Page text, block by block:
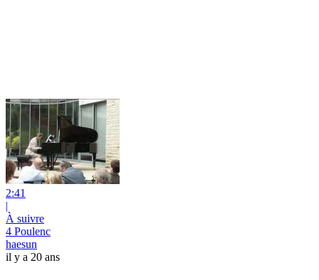
2:41
|
À suivre
4 Poulenc
haesun
il y a 20 ans